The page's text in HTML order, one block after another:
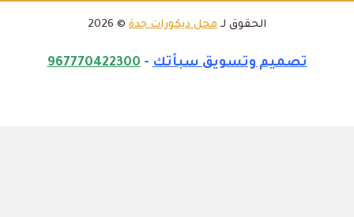
الحقوق لـ محل ديكورات جدة © 2026
تصميم وتسويق سبأتك-
967770422300